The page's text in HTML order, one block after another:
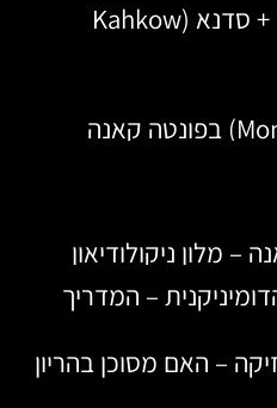
מוזיאון השוקולד (הקקאו) + סדנא (Kahkow
– מלון ניקולודיאון
– המדריך
– האם מסוכן בהריון